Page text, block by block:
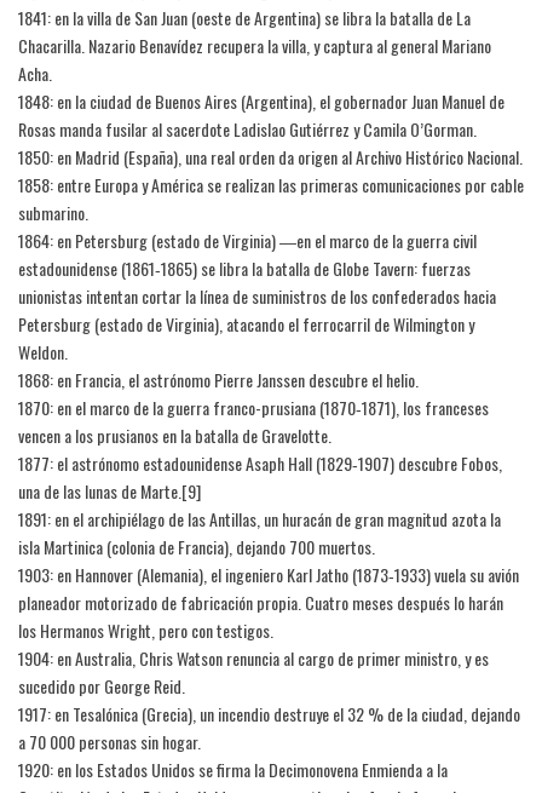
1841: en la villa de San Juan (oeste de Argentina) se libra la batalla de La
Chacarilla. Nazario Benavídez recupera la villa, y captura al general Mariano
Acha.
1848: en la ciudad de Buenos Aires (Argentina), el gobernador Juan Manuel de
Rosas manda fusilar al sacerdote Ladislao Gutiérrez y Camila O’Gorman.
1850: en Madrid (España), una real orden da origen al Archivo Histórico Nacional.
1858: entre Europa y América se realizan las primeras comunicaciones por cable
submarino.
1864: en Petersburg (estado de Virginia) ―en el marco de la guerra civil
estadounidense (1861‑1865) se libra la batalla de Globe Tavern: fuerzas
unionistas intentan cortar la línea de suministros de los confederados hacia
Petersburg (estado de Virginia), atacando el ferrocarril de Wilmington y
Weldon.
1868: en Francia, el astrónomo Pierre Janssen descubre el helio.
1870: en el marco de la guerra franco-prusiana (1870‑1871), los franceses
vencen a los prusianos en la batalla de Gravelotte.
1877: el astrónomo estadounidense Asaph Hall (1829‑1907) descubre Fobos,
una de las lunas de Marte.[9]​
1891: en el archipiélago de las Antillas, un huracán de gran magnitud azota la
isla Martinica (colonia de Francia), dejando 700 muertos.
1903: en Hannover (Alemania), el ingeniero Karl Jatho (1873‑1933) vuela su avión
planeador motorizado de fabricación propia. Cuatro meses después lo harán
los Hermanos Wright, pero con testigos.
1904: en Australia, Chris Watson renuncia al cargo de primer ministro, y es
sucedido por George Reid.
1917: en Tesalónica (Grecia), un incendio destruye el 32 % de la ciudad, dejando
a 70 000 personas sin hogar.
1920: en los Estados Unidos se firma la Decimonovena Enmienda a la